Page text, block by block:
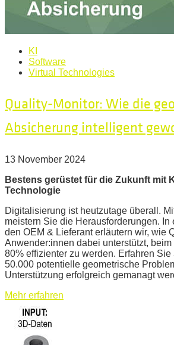
KI
Software
Virtual Technologies
Quality-Monitor: Wie die
Absicherung intelligent
13 November 2024
Bestens gerüstet für die Zukunft mit
Technologie
Digitalisierung ist heutzutage überall.
meistern Sie die Herausforderungen. In
den OEM & Lieferant erläutern wir, wie
Anwender:innen dabei unterstützt,
80% effizienter zu werden. Erfahren
50.000 potentielle geometrische
Unterstützung erfolgreich gemanagt
Mehr erfahren